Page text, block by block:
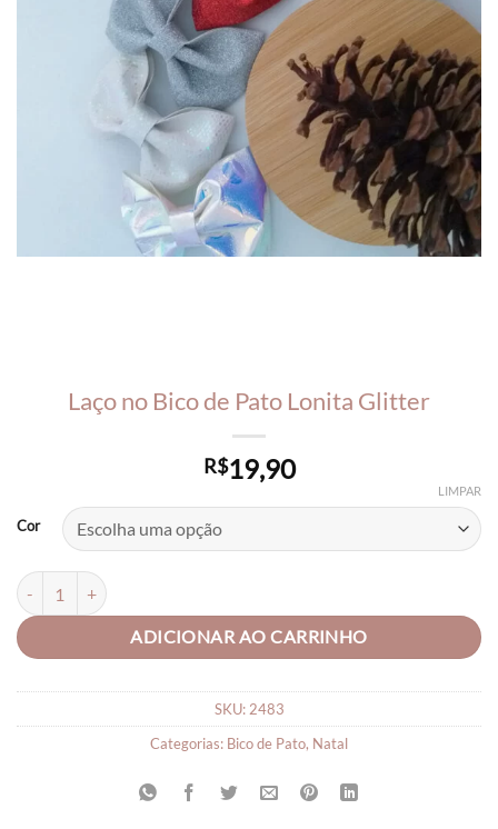
Laço no Bico de Pato Lonita Glitter
R$19,90
Cor
LIMPAR
Laço no Bico de Pato Lonita Glitter quantidade
ADICIONAR AO CARRINHO
SKU: 2483
Categorias: Bico de Pato, Natal